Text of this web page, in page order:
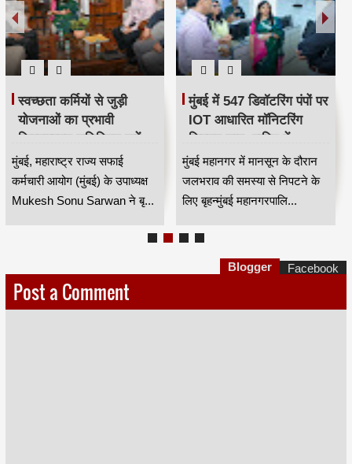
स्वच्छता कर्मियों से जुड़ी
योजनाओं का प्रभावी
क्रियान्वयन सुनिश्चित करें —
महाराष्ट्र राज्य सफाई
कर्मचारी आयोग के उपाध्यक्ष
मुकेश सोनू सरवान HKA
मुंबई, महाराष्ट्र राज्य सफाई
कर्मचारी आयोग (मुंबई) के उपाध्यक्ष
Mukesh Sonu Sarwan ने बृ...
मुंबई में 547 डिवॉटरिंग पंपों पर
IOT आधारित मॉनिटरिंग
सिस्टम लागू, बारिश में
जलभराव नियंत्रण होगा
अधिक प्रभावी
मुंबई महानगर में मानसून के दौरान
जलभराव की समस्या से निपटने के
लिए बृहन्मुंबई महानगरपालि...
Post a Comment
Blogger Facebook